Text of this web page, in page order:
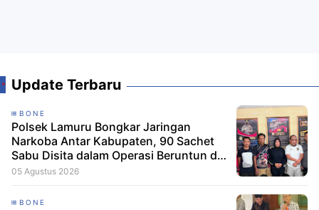
Update Terbaru
BONE
Polsek Lamuru Bongkar Jaringan
Narkoba Antar Kabupaten, 90 Sachet
Sabu Disita dalam Operasi Beruntun di
Bone dan Soppeng
05 Agustus 2026
BONE